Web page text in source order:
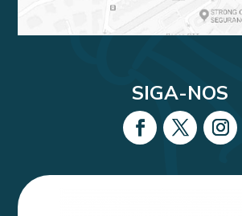
SIGA-NOS